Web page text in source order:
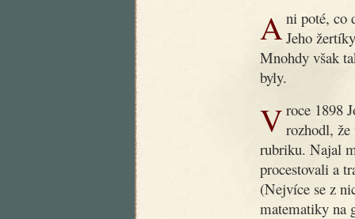
Ani poté, co dobrý dědoušek zemřel, nezapomnělo se na něj.Jeho
Mnohdy však
byly.
V roce 1898 Jos. R. Vilímek, slovutný český nakladatel, rozhodl,
rubriku. Najal
procestovali a
(Nejvíce se z
matematiky na